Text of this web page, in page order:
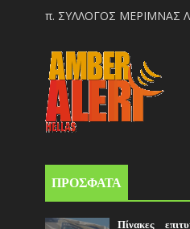
π. ΣΥΛΛΟΓΟΣ ΜΕΡΙΜΝΑΣ
ΠΡΟΣΦΑΤΑ
Πίνακες